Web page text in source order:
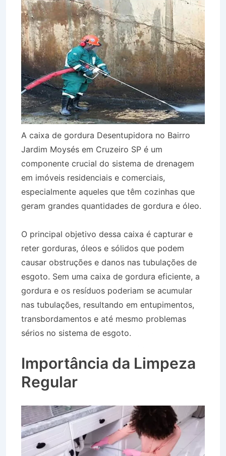
A caixa de gordura Desentupidora no Bairro
Jardim Moysés em Cruzeiro SP é um
componente crucial do sistema de drenagem
em imóveis residenciais e comerciais,
especialmente aqueles que têm cozinhas que
geram grandes quantidades de gordura e óleo.
O principal objetivo dessa caixa é capturar e
reter gorduras, óleos e sólidos que podem
causar obstruções e danos nas tubulações de
esgoto. Sem uma caixa de gordura eficiente, a
gordura e os resíduos poderiam se acumular
nas tubulações, resultando em entupimentos,
transbordamentos e até mesmo problemas
sérios no sistema de esgoto.
Importância da Limpeza
Regular